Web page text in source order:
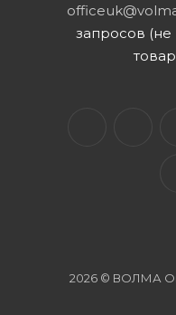
запросов
2026 © ВОЛМА